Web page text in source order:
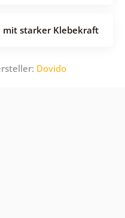
mit starker Klebekraft
Dovido